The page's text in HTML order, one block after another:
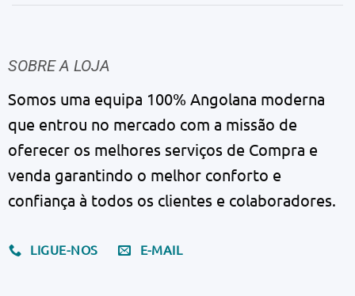
SOBRE A LOJA
Somos uma equipa 100% Angolana moderna
que entrou no mercado com a missão de
oferecer os melhores serviços de Compra e
venda garantindo o melhor conforto e
confiança à todos os clientes e colaboradores.
LIGUE-NOS E-MAIL